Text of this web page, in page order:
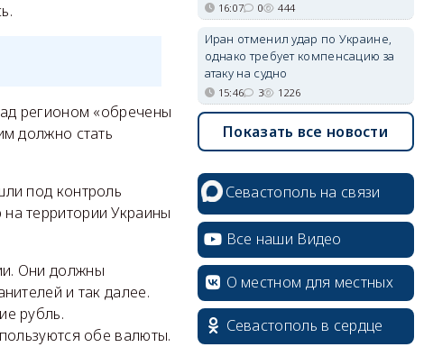
регионом «обречены
должно стать
под контроль
территории Украины
Они должны
и так далее.
рубль.
обе валюты.
16:07 0 444
Иран отменил удар по Украине,
однако требует компенсацию за
атаку на судно
15:46 3 1226
Показать все новости
Севастополь на связи
Все наши Видео
О местном для местных
Севастополь в сердце